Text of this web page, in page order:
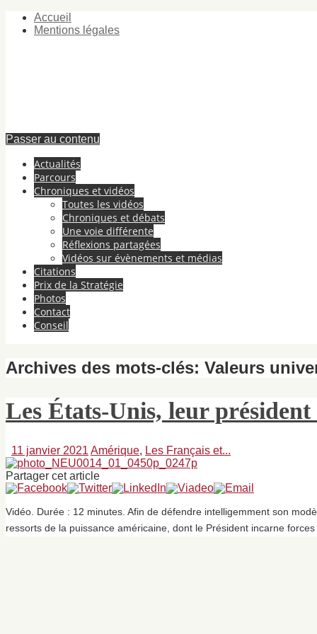
Accueil
Mentions légales
Passer au contenu
Actualités
Parcours
Chroniques et vidéos
Toutes les vidéos
Chroniques et débats
Une voie différente
Réflexions partagées
Vidéos sur évènements et médias
Citations
Prix de la Stratégie
Photos
Contact
Conseil
Archives des mots-clés: Valeurs
Les États-Unis, leur président
11 janvier 2021 Amérique, Les Français et...
Partager cet article
Vidéo. Durée : 12 minutes. Afin de défendre intelligemment son
ressorts de la puissance américaine, dont le Président incarne